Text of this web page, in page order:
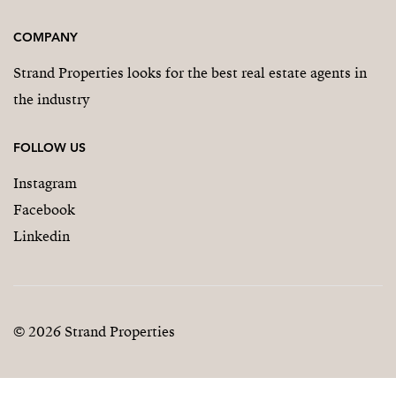
COMPANY
Strand Properties looks for the best real estate agents in
the industry
FOLLOW US
Instagram
Facebook
Linkedin
© 2026 Strand Properties